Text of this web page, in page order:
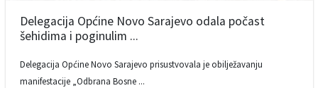
Delegacija Općine Novo Sarajevo odala počast
šehidima i poginulim ...
Delegacija Općine Novo Sarajevo prisustvovala je obilježavanju
manifestacije „Odbrana Bosne ...